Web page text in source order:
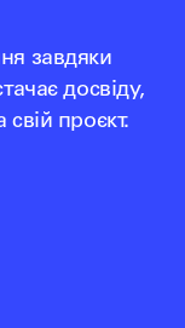
завдяки
досвіду,
проєкт.